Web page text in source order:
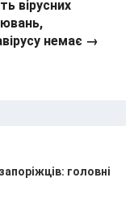
вірусних
немає →
головні